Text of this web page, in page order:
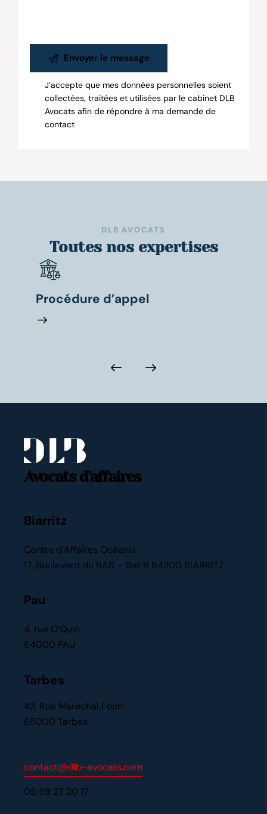
J’accepte que mes données personnelles soient
collectées, traitées et utilisées par le cabinet DLB
Avocats afin de répondre à ma demande de
contact
DLB AVOCATS
Toutes nosexpertises
Procédure d’appel
Avocats d'affaires
Biarritz
Centre d’Affaires Océanis
17, Boulevard du BAB – Bat B 64200 BIARRITZ
Pau
4, rue O’Quin
64000 PAU
Tarbes
43, Rue Maréchal Foch
65000 Tarbes
contact@dlb-avocats.com
05 59 27 20 17